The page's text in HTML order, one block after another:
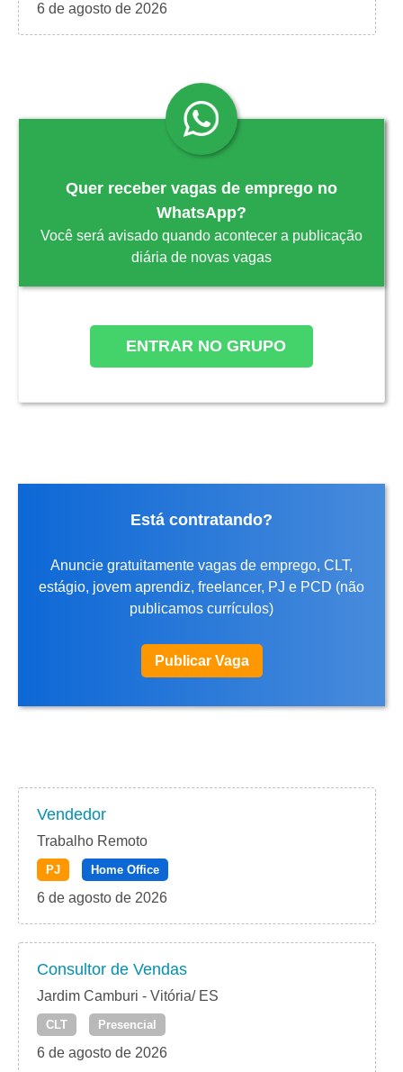
6 de agosto de 2026
Quer receber vagas de emprego no
WhatsApp?
Você será avisado quando acontecer a publicação
diária de novas vagas
ENTRAR NO GRUPO
Está contratando?
Anuncie gratuitamente vagas de emprego, CLT,
estágio, jovem aprendiz, freelancer, PJ e PCD (não
publicamos currículos)
Publicar Vaga
Vendedor
Trabalho Remoto
PJ Home Office
6 de agosto de 2026
Consultor de Vendas
Jardim Camburi - Vitória/ ES
CLT Presencial
6 de agosto de 2026